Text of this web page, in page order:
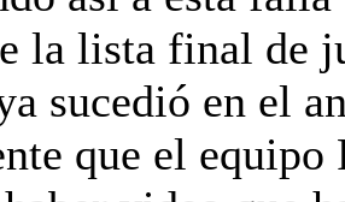
la lista final de
sucedió en el
que el